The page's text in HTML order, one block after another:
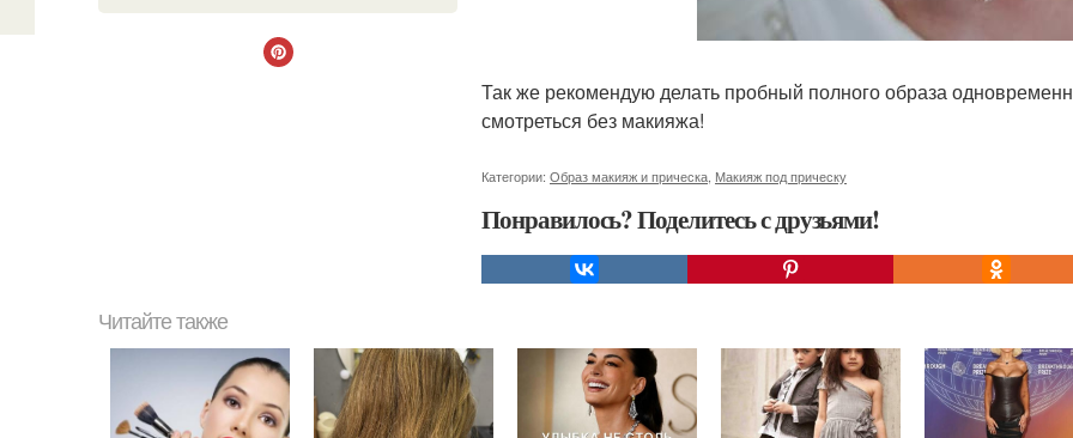
Так же рекомендую делать пробный полного образа
смотреться без макияжа!
Категории: Образ макияж и прическа Макияж под прическу
Понравилось? Поделитесь с друзьями!
Читайте также